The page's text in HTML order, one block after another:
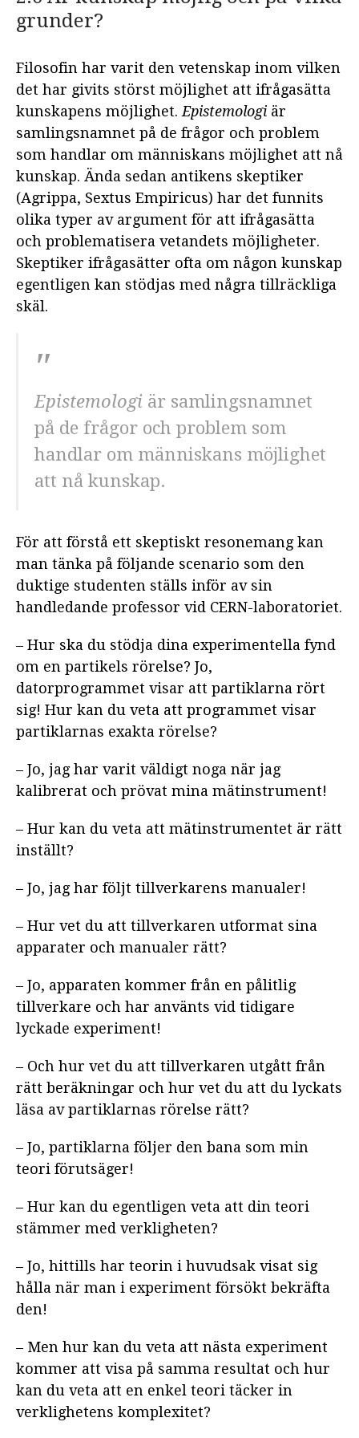
2.4 Vardagligt vetande och
vetenskaplig kunskap
2.5 En definition av kunskap
2.6 Är kunskap möjlig och på
vilka grunder?
2.7 När vetenskapen skapar
världen – är det möjligt att nå
sanningen?
GRUND
KAPITEL 6: KÄLLOR; VILKA? HUR?
KAPITEL 7: ANALYS OCH
TOLKNING AV RESULTAT
GYMNASIEARBETET
grunder?
Filosofin har varit den vetenskap inom vilken
det har givits störst möjlighet att ifrågasätta
kunskapens möjlighet. Epistemologi är
samlingsnamnet på de frågor och problem
som handlar om människans möjlighet att nå
kunskap. Ända sedan antikens skeptiker
(Agrippa, Sextus Empiricus) har det funnits
olika typer av argument för att ifrågasätta
och problematisera vetandets möjligheter.
Skeptiker ifrågasätter ofta om någon kunskap
egentligen kan stödjas med några tillräckliga
skäl.
Epistemologi är samlingsnamnet
på de frågor och problem som
handlar om människans möjlighet
att nå kunskap.
För att förstå ett skeptiskt resonemang kan
man tänka på följande scenario som den
duktige studenten ställs inför av sin
handledande professor vid CERN-laboratoriet.
– Hur ska du stödja dina experimentella fynd
om en partikels rörelse? Jo,
datorprogrammet visar att partiklarna rört
sig! Hur kan du veta att programmet visar
partiklarnas exakta rörelse?
– Jo, jag har varit väldigt noga när jag
kalibrerat och prövat mina mätinstrument!
– Hur kan du veta att mätinstrumentet är rätt
inställt?
– Jo, jag har följt tillverkarens manualer!
– Hur vet du att tillverkaren utformat sina
apparater och manualer rätt?
– Jo, apparaten kommer från en pålitlig
tillverkare och har använts vid tidigare
lyckade experiment!
– Och hur vet du att tillverkaren utgått från
rätt beräkningar och hur vet du att du lyckats
läsa av partiklarnas rörelse rätt?
– Jo, partiklarna följer den bana som min
teori förutsäger!
– Hur kan du egentligen veta att din teori
stämmer med verkligheten?
– Jo, hittills har teorin i huvudsak visat sig
hålla när man i experiment försökt bekräfta
den!
– Men hur kan du veta att nästa experiment
kommer att visa på samma resultat och hur
kan du veta att en enkel teori täcker in
verklighetens komplexitet?